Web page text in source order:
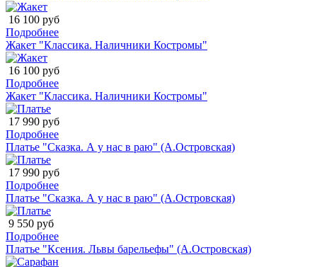
16 100 руб
Подробнее
Жакет "Классика. Наличники Костромы"
16 100 руб
Подробнее
Жакет "Классика. Наличники Костромы"
17 990 руб
Подробнее
Платье "Сказка. А у нас в раю" (А.Островская)
17 990 руб
Подробнее
Платье "Сказка. А у нас в раю" (А.Островская)
9 550 руб
Подробнее
Платье "Ксения. Львы барельефы" (А.Островская)